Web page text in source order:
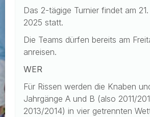
Das 2-tägige Turnier findet am
2025 statt.
Die Teams dürfen bereits am
anreisen.
WER
Für Rissen werden die Knaben
Jahrgänge A und B (also 2011/
2013/2014) in vier getrennten